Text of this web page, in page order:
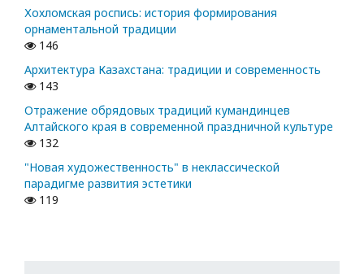
Хохломская роспись: история формирования
орнаментальной традиции
146
Архитектура Казахстана: традиции и современность
143
Отражение обрядовых традиций кумандинцев
Алтайского края в современной праздничной культуре
132
"Новая художественность" в неклассической
парадигме развития эстетики
119